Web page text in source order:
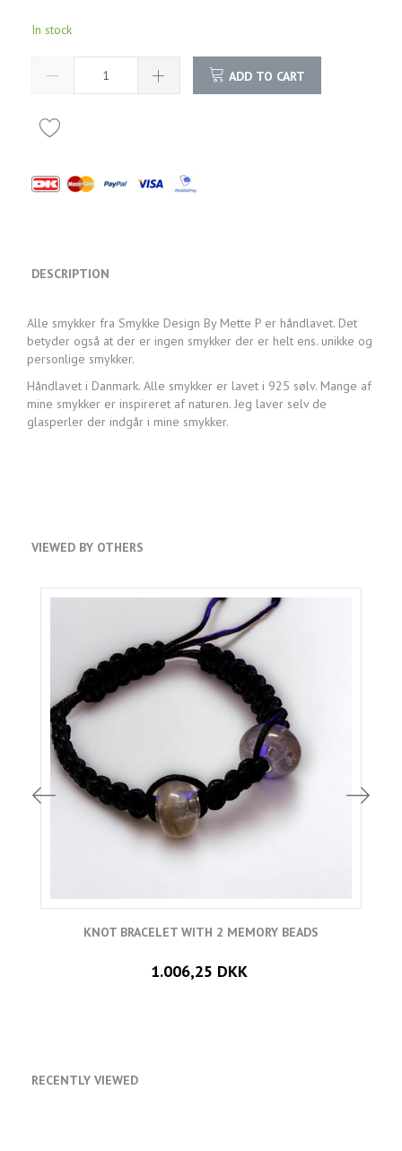
In stock
ADD TO CART
DESCRIPTION
Alle smykker fra Smykke Design By Mette P er håndlavet. Det
betyder også at der er ingen smykker der er helt ens. unikke og
personlige smykker.
Håndlavet i Danmark. Alle smykker er lavet i 925 sølv. Mange af
mine smykker er inspireret af naturen. Jeg laver selv de
glasperler der indgår i mine smykker.
VIEWED BY OTHERS
KNOT BRACELET WITH 2 MEMORY BEADS
1.006,25 DKK
RECENTLY VIEWED